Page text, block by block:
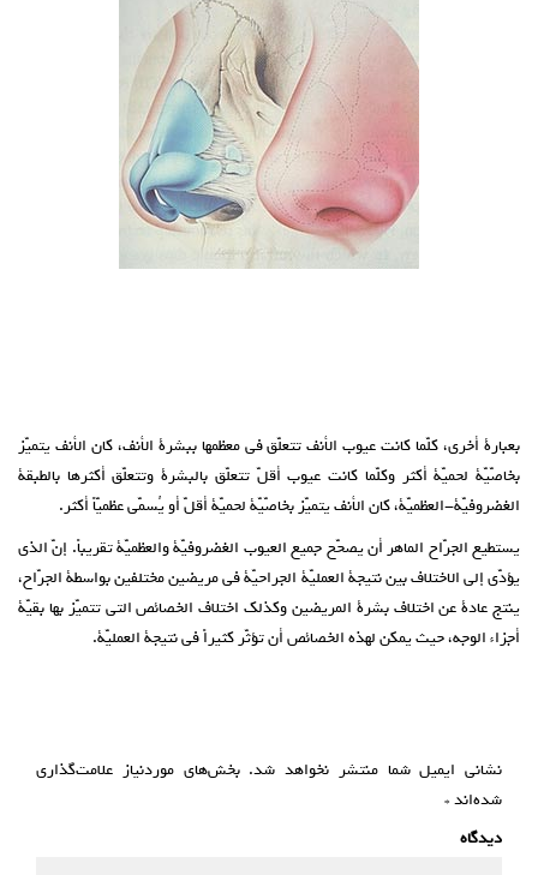
بعبارة أخرى، كلّما كانت عيوب الأنف تتعلّق في معظمها ببشرة الأنف، كان الأنف يتميّز
بخاصّيّة لحميّة أكثر وكلّما كانت عيوب أقلّ تتعلّق بالبشرة وتتعلّق أكثرها بالطبقة
الغضروفيّة-العظميّة، كان الأنف يتميّز بخاصّيّة لحميّة أقلّ أو يُسمّى عظميّاً أكثر.
يستطيع الجرّاح الماهر أن يصحّح جميع العيوب الغضروفيّة والعظميّة تقريباً. إنّ الذي
يؤدّي إلى الاختلاف بين نتيجة العمليّة الجراحيّة في مريضين مختلفين بواسطة الجرّاح،
ينتج عادة عن اختلاف بشرة المريضين وكذلك اختلاف الخصائص التي تتميّز بها بقيّة
أجزاء الوجه، حيث يمكن لهذه الخصائص أن تؤثّر كثيراً في نتيجة العمليّة.
نشانی ایمیل شما منتشر نخواهد شد. بخش‌های موردنیاز علامت‌گذاری
شده‌اند*
دیدگاه